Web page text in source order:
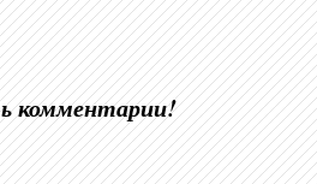
комментарии!